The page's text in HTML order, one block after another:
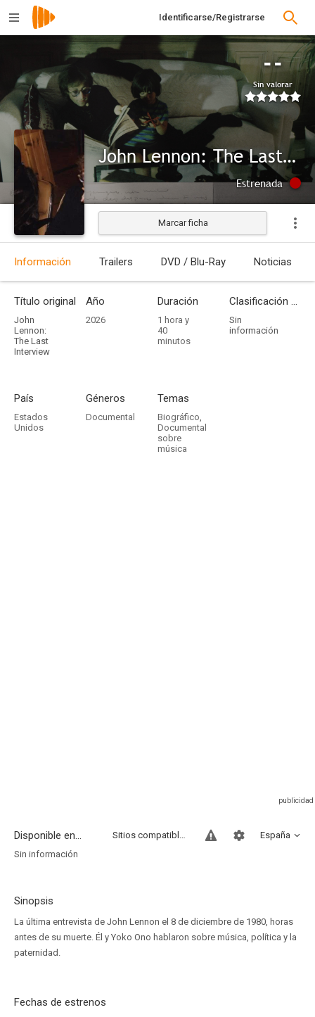
Identificarse/Registrarse
--
Sin valorar
John Lennon: The Last Interview
Estrenada
Marcar ficha
Información Trailers DVD / Blu-Ray Noticias
Título original
John
Lennon:
The Last
Interview
Año
2026
Duración
1 hora y
40
minutos
Clasificación por edades
Sin
información
País
Estados
Unidos
Géneros
Documental
Temas
Biográfico,
Documental
sobre
música
Disponible en... España
Sitios compatibles
Sin información
Sinopsis
La última entrevista de John Lennon el 8 de diciembre de 1980, horas
antes de su muerte. Él y Yoko Ono hablaron sobre música, política y la
paternidad.
Fechas de estrenos